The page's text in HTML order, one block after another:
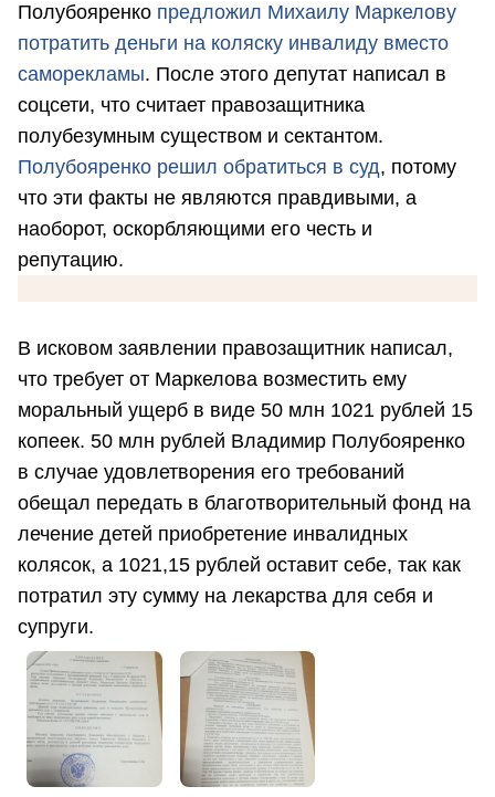
Полубояренко предложил Михаилу Маркелову
потратить деньги на коляску инвалиду вместо
саморекламы. После этого депутат написал в
соцсети, что считает правозащитника
полубезумным существом и сектантом.
Полубояренко решил обратиться в суд, потому
что эти факты не являются правдивыми, а
наоборот, оскорбляющими его честь и
репутацию.
В исковом заявлении правозащитник написал,
что требует от Маркелова возместить ему
моральный ущерб в виде 50 млн 1021 рублей 15
копеек. 50 млн рублей Владимир Полубояренко
в случае удовлетворения его требований
обещал передать в благотворительный фонд на
лечение детей приобретение инвалидных
колясок, а 1021,15 рублей оставит себе, так как
потратил эту сумму на лекарства для себя и
супруги.